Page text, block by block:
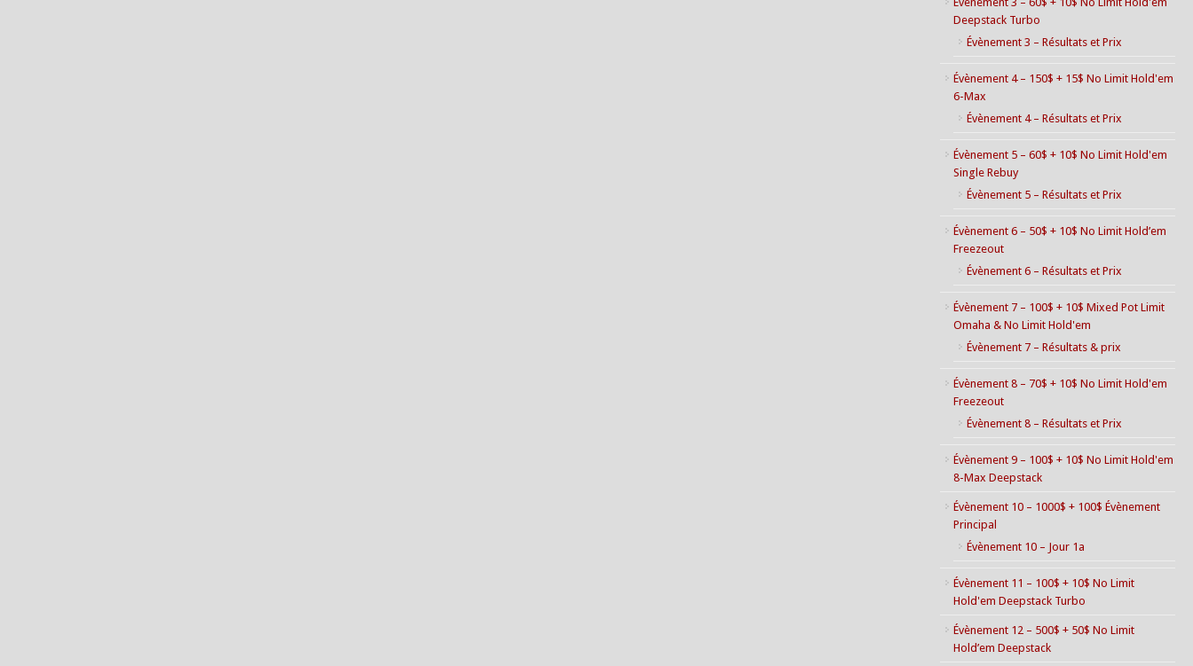
Deepstack Turbo
Évènement 3 – Résultats et Prix
Évènement 4 – 150$ + 15$ No Limit Hold'em
6-Max
Évènement 4 – Résultats et Prix
Évènement 5 – 60$ + 10$ No Limit Hold'em
Single Rebuy
Évènement 5 – Résultats et Prix
Évènement 6 – 50$ + 10$ No Limit Hold’em
Freezeout
Évènement 6 – Résultats et Prix
Évènement 7 – 100$ + 10$ Mixed Pot Limit
Omaha & No Limit Hold'em
Évènement 7 – Résultats & prix
Évènement 8 – 70$ + 10$ No Limit Hold'em
Freezeout
Évènement 8 – Résultats et Prix
Évènement 9 – 100$ + 10$ No Limit Hold'em
8-Max Deepstack
Évènement 10 – 1000$ + 100$ Évènement
Principal
Évènement 10 – Jour 1a
Évènement 11 – 100$ + 10$ No Limit
Hold'em Deepstack Turbo
Évènement 12 – 500$ + 50$ No Limit
Hold’em Deepstack